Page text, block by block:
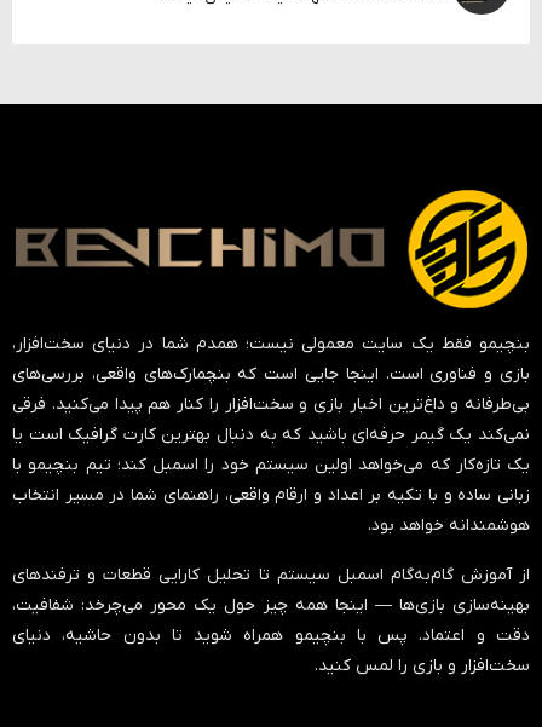
بنچیمو فقط یک سایت معمولی نیست؛ همدم شما در دنیای سخت‌افزار،
بازی و فناوری است. اینجا جایی است که بنچمارک‌های واقعی، بررسی‌های
بی‌طرفانه و داغ‌ترین اخبار بازی و سخت‌افزار را کنار هم پیدا می‌کنید. فرقی
نمی‌کند یک گیمر حرفه‌ای باشید که به دنبال بهترین کارت گرافیک است یا
یک تازه‌کار که می‌خواهد اولین سیستم خود را اسمبل کند؛ تیم بنچیمو با
زبانی ساده و با تکیه بر اعداد و ارقام واقعی، راهنمای شما در مسیر انتخاب
هوشمندانه خواهد بود.
از آموزش گام‌به‌گام اسمبل سیستم تا تحلیل کارایی قطعات و ترفندهای
بهینه‌سازی بازی‌ها — اینجا همه چیز حول یک محور می‌چرخد: شفافیت،
دقت و اعتماد. پس با بنچیمو همراه شوید تا بدون حاشیه، دنیای
سخت‌افزار و بازی را لمس کنید.